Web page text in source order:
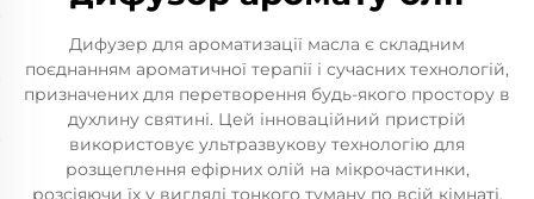
Дифузер для ароматизації масла є складним
поєднанням ароматичної терапії і сучасних технологій,
призначених для перетворення будь-якого простору в
духлину святині. Цей інноваційний пристрій
використовує ультразвукову технологію для
розщеплення ефірних олій на мікрочастинки,
розсіяючи їх у вигляді тонкого туману по всій кімнаті.